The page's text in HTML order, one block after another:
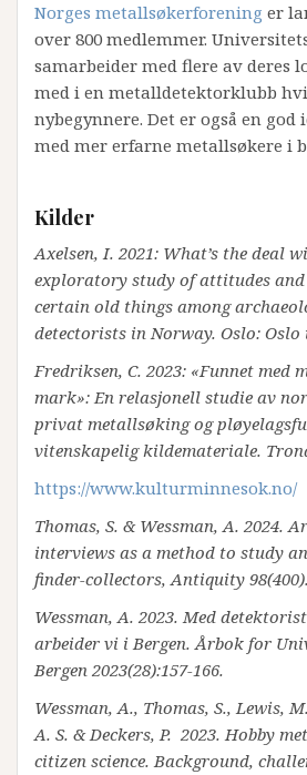
Norges metallsøkerforening er
over 800 medlemmer.
samarbeider med flere av deres
med i en metalldetektorklubb
nybegynnere. Det er også en god
med mer erfarne metallsøkere i
Kilder
Axelsen, I. 2021: What’s the deal
exploratory study of attitudes
certain old things among
detectorists in Norway. Oslo:
Fredriksen, C. 2023: «Funnet med
mark»: En relasjonell studie av
privat metallsøking og
vitenskapelig kildemateriale.
https://www.kulturminnesok.no/
Thomas, S. & Wessman, A. 2024.
interviews as a method to study
finder-collectors, Antiquity 98(400).
Wessman, A. 2023. Med
arbeider vi i Bergen. Årbok for
Bergen 2023(28):157-166.
Wessman, A., Thomas, S., Lewis,
A. S. & Deckers, P. 2023. Hobby
citizen science. Background,